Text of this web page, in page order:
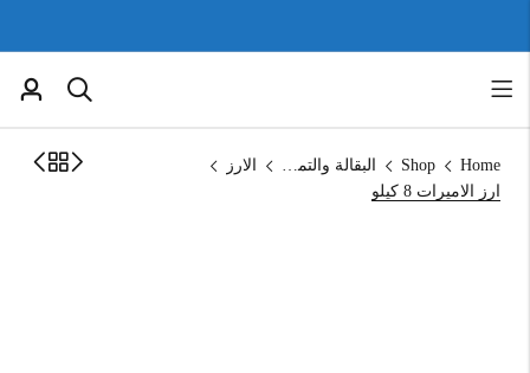
Home
Shop البقالة والتموين
الارز
ارز الاميرات 8 كيلو